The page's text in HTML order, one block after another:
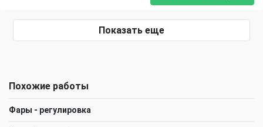
Показать еще
Похожие работы
Фары - регулировка